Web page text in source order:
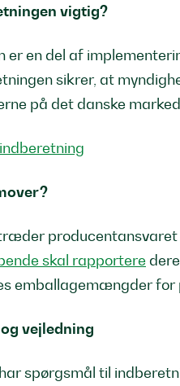
vigtig?
er en del af
sikrer, at
på det danske
producentansvaret
skal rapportere
emballagemængder
vejledning
spørgsmål til